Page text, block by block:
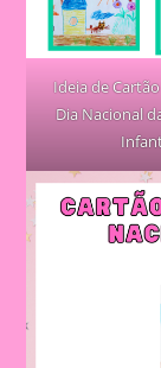
Ideia de
Dia Nacional